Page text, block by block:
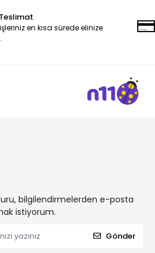
Teslimat
en kısa sürede elinize
bilgilendirmelerden e-posta
istiyorum.
Gönder